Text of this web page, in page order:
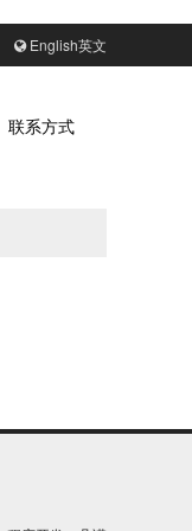
English英文
联系方式